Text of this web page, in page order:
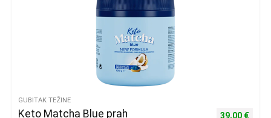
GUBITAK TEŽINE
Keto Matcha Blue prah
Izvorna
39,00 €